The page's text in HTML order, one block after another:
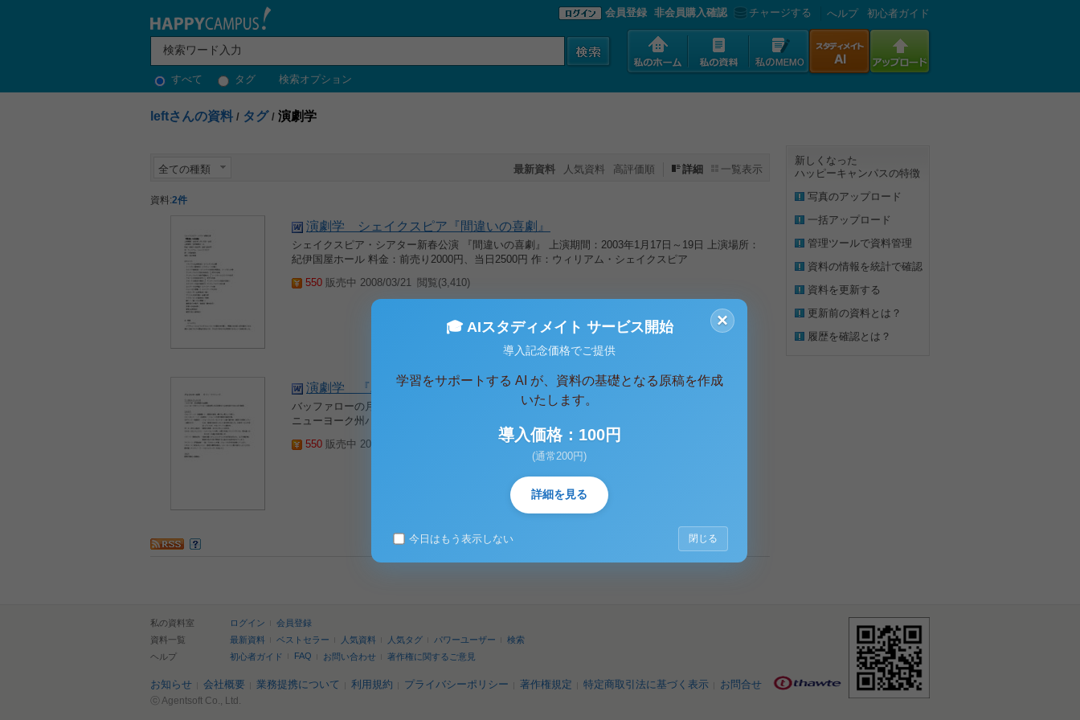
すべて タグ 検索オプション
会員登録 非会員購入確認 チャージする へルプ 初心者ガイド
leftさんの資料 / タグ / 演劇学
全ての種類 最新資料 人気資料 高評価順 詳細 一覧表示
資料:2件
演劇学 シェイクスピア『間違いの喜劇』
シェイクスピア・シアター新春公演 『間違いの喜劇』 上演期間：2003年1月17日～19日 上演場所：
紀伊国屋ホール 料金：前売り2000円、当日2500円 作：ウィリアム・シェイクスピア
550 販売中 2008/03/21 閲覧(3,410)
演劇学 『バッファローの月』 作 ケン・ラドウィッグ
バッファローの月 作 ケン・ラドウィッグ ＴＩＭＥ＆ＰＬＡＣＥ １９５３年、世は映画の全盛期。
ニューヨーク州バッファローの田舎町にある日替わり公演を続けるおんぼろ劇団。 ＣＡＳＴ
550 販売中 2008/03/21
新しくなった
ハッピーキャンパスの特徴
写真のアップロード
一括アップロード
管理ツールで資料管理
資料の情報を統計で確認
資料を更新する
更新前の資料とは？
履歴を確認とは？
私の資料室 ログイン
会員登録
資料一覧
最新資料 ベストセラー 人気資料 人気タグ パワーユーザー
検索
ヘルプ
初心者ガイド FAQ お問い合わせ 著作権に関するご意見
お知らせ 会社概要 業務提携について 利用規約 プライバシーポリシー 著作権規定 特定商取引法に基づく表示 お問合せ
ⓒ Agentsoft Co., Ltd.
×
🎓 AIスタディメイト サービス開始
導入記念価格でご提供
学習をサポートする AI が、資料の基礎となる原稿を作成
いたします。
導入価格：100円
(通常200円)
詳細を見る
今日はもう表示しない 閉じる